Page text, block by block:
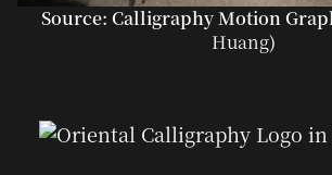
Source: Calligraphy Motion
Huang)